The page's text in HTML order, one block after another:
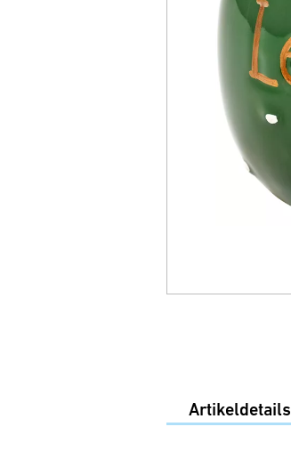
Artikeldetails